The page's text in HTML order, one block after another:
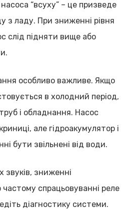
“всуху” – це призведе
з ладу. При зниженні рівня
слід підняти вище або
особливо важливе. Якщо
в холодний період,
і обладнання. Насос
але гідроакумулятор і
бути звільнені від води.
звуків, зниженні
спрацьовуванні реле
діагностику системи.